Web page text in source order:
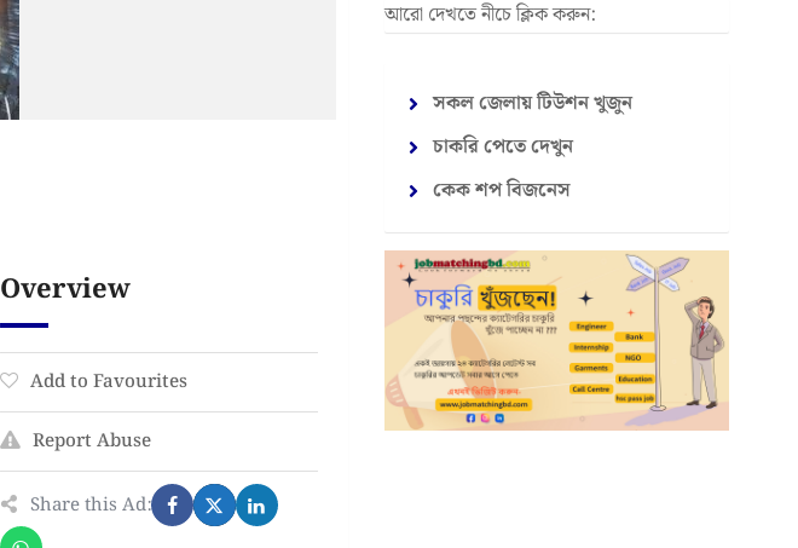
Overview
Add to Favourites
Report Abuse
Share this Ad:
আরো দেখতে নীচে ক্লিক করুন:
সকল জেলায় টিউশন খুজুন
চাকরি পেতে দেখুন
কেক শপ বিজনেস